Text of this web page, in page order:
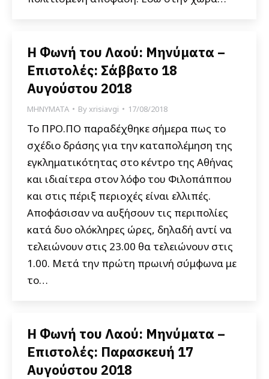
Η Φωνή του Λαού: Μηνύματα –
Επιστολές: Σάββατο 18
Αυγούστου 2018
ΜΗΝΥΜΑΤΑ Byxrisiavgi 17/08/2018
Το ΠΡΟ.ΠΟ παραδέχθηκε σήμερα πως το
σχέδιο δράσης για την καταπολέμηση της
εγκληματικότητας στο κέντρο της Αθήνας
και ιδιαίτερα στον λόφο του Φιλοπάππου
και στις πέριξ περιοχές είναι ελλιπές.
Αποφάσισαν να αυξήσουν τις περιπολίες
κατά δυο ολόκληρες ώρες, δηλαδή αντί να
τελειώνουν στις 23.00 θα τελειώνουν στις
1.00. Μετά την πρώτη πρωινή σύμφωνα με
το…
Η Φωνή του Λαού: Μηνύματα –
Επιστολές: Παρασκευή 17
Αυγούστου 2018